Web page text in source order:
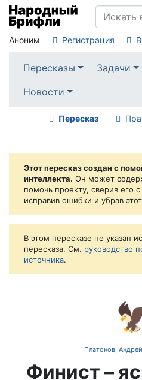
Аноним Регистрация
Пересказы Задачи
Новости
Пересказ
Этот пересказ создан с
интеллекта. Он может
помочь проекту, сверив его
исправив ошибки и убрав
В этом пересказе не указан
пересказа. См. руководство
источника.
Платонов,
Финист –